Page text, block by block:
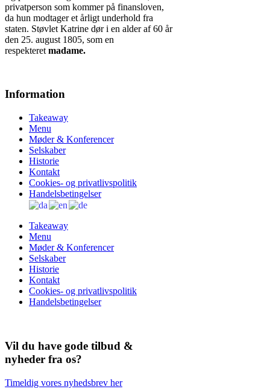
privatperson som kommer på finansloven,
da hun modtager et årligt underhold fra
staten. Støvlet Katrine dør i en alder af 60 år
den 25. august 1805, som en
respekteret madame.
Information
Takeaway
Menu
Møder & Konferencer
Selskaber
Historie
Kontakt
Cookies- og privatlivspolitik
Handelsbetingelser
Takeaway
Menu
Møder & Konferencer
Selskaber
Historie
Kontakt
Cookies- og privatlivspolitik
Handelsbetingelser
Vil du have gode tilbud &
nyheder fra os?
Timeldig vores nyhedsbrev her